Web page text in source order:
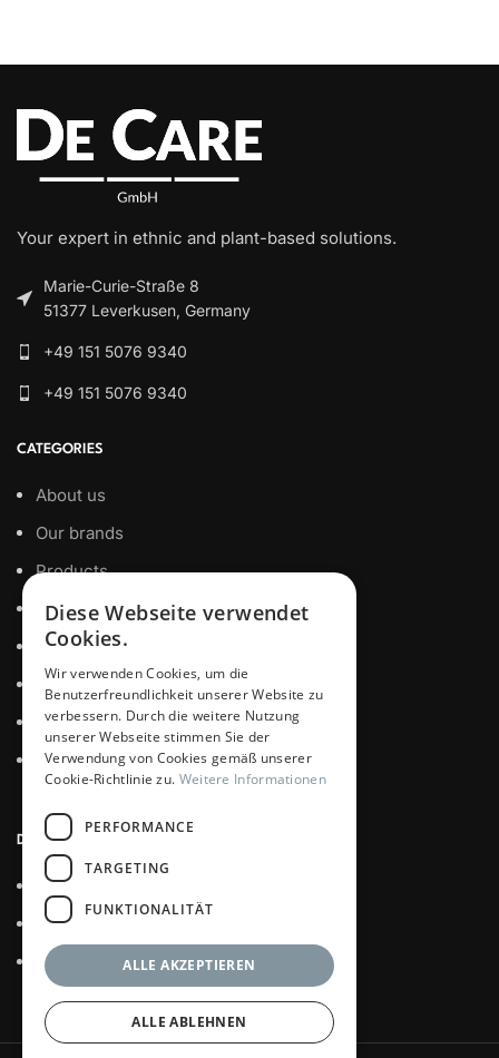
Your expert in ethnic and plant-based solutions.
Marie-Curie-Straße 8
51377 Leverkusen, Germany
+49 151 5076 9340
+49 151 5076 9340
CATEGORIES
About us
Our brands
Products
Private Label
Certificates
Datenschutz
Impressum
Contact us
DE CARE GMBH
Quality Food
House of Asia
Casa de Mexico
Diese Webseite verwendet
Cookies.
Wir verwenden Cookies, um die
Benutzerfreundlichkeit unserer Website zu
verbessern. Durch die weitere Nutzung
unserer Webseite stimmen Sie der
Verwendung von Cookies gemäß unserer
Cookie-Richtlinie zu. Weitere Informationen
PERFORMANCE
TARGETING
FUNKTIONALITÄT
ALLE AKZEPTIEREN
ALLE ABLEHNEN